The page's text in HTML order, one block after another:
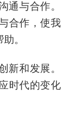
通与合作。
合作，使我
。
新和发展。
时代的变化